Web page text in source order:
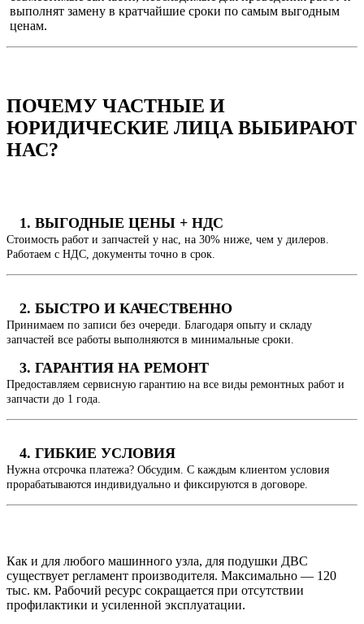
выполнят замену в кратчайшие сроки по самым выгодным
ценам.
ПОЧЕМУ ЧАСТНЫЕ И
ЮРИДИЧЕСКИЕ ЛИЦА ВЫБИРАЮТ
НАС?
1. ВЫГОДНЫЕ ЦЕНЫ + НДС
Стоимость работ и запчастей у нас, на 30% ниже, чем у дилеров.
Работаем с НДС, документы точно в срок.
2. БЫСТРО И КАЧЕСТВЕННО
Принимаем по записи без очереди. Благодаря опыту и складу
запчастей все работы выполняются в минимальные сроки.
3. ГАРАНТИЯ НА РЕМОНТ
Предоставляем сервисную гарантию на все виды ремонтных работ и
запчасти до 1 года.
4. ГИБКИЕ УСЛОВИЯ
Нужна отсрочка платежа? Обсудим. С каждым клиентом условия
прорабатываются индивидуально и фиксируются в договоре.
Как и для любого машинного узла, для подушки ДВС
существует регламент производителя. Максимально — 120
тыс. км. Рабочий ресурс сокращается при отсутствии
профилактики и усиленной эксплуатации.